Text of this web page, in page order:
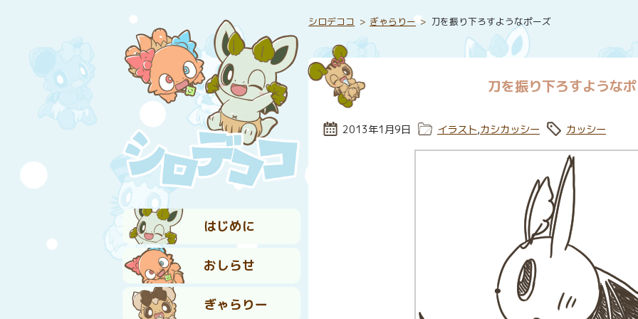
はじめに
おしらせ
ぎゃらりー
シロデココ ぎゃらりー 刀を振り下ろすようなポーズ
刀を振り下ろすような
投稿日:
2013年1月9日 カテゴリー:
イラスト,カシカッシー タグ:
カッシー